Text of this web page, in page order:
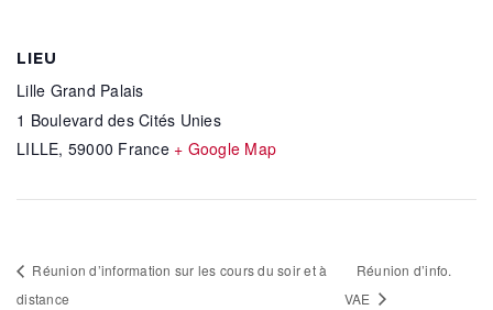
LIEU
Lille Grand Palais
1 Boulevard des Cités Unies
LILLE, 59000 France + Google Map
Réunion d’information sur les cours du soir et à
distance
Réunion d’info.
VAE